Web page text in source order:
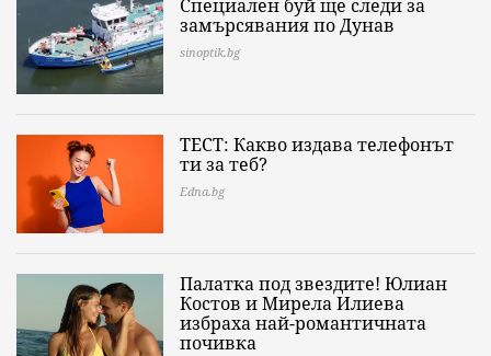
Специален буй ще следи за
замърсявания по Дунав
sinoptik.bg
ТЕСТ: Какво издава телефонът
ти за теб?
Edna.bg
Палатка под звездите! Юлиан
Костов и Мирела Илиева
избраха най-романтичната
почивка